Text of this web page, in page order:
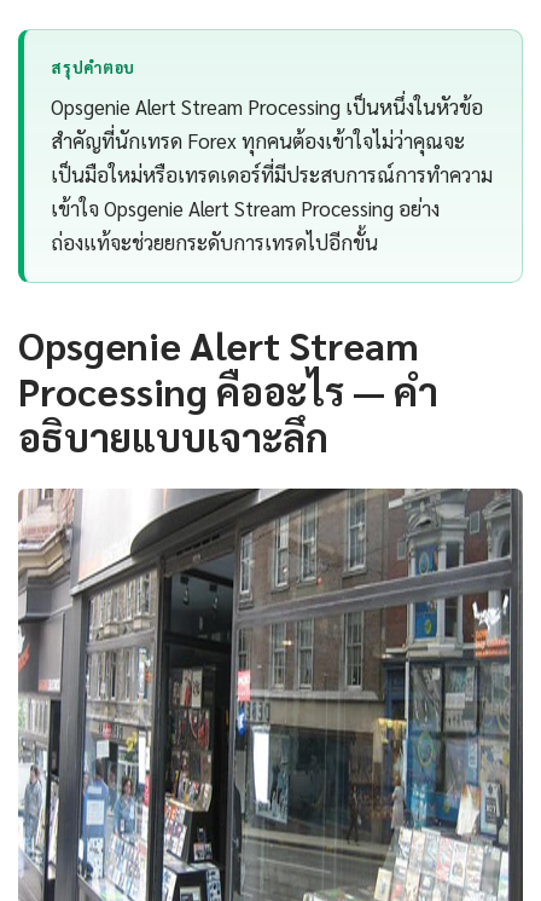
สรุปคำตอบ
Opsgenie Alert Stream Processing เป็นหนึ่งในหัวข้อ
สำคัญที่นักเทรด Forex ทุกคนต้องเข้าใจไม่ว่าคุณจะ
เป็นมือใหม่หรือเทรดเดอร์ที่มีประสบการณ์การทำความ
เข้าใจ Opsgenie Alert Stream Processing อย่าง
ถ่องแท้จะช่วยยกระดับการเทรดไปอีกขั้น
Opsgenie Alert Stream
Processing คืออะไร — คำ
อธิบายแบบเจาะลึก